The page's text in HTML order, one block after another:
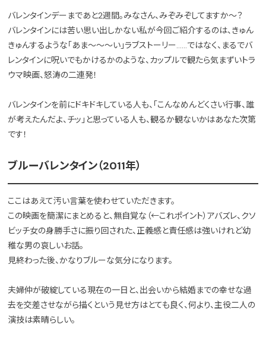
バレンタインデーまであと2週間。みなさん、みぞみぞしてますか～？
バレンタインには苦い思い出しかない私が今回ご紹介するのは、きゅん
きゅんするような「あま～～～い」ラブストーリー……ではなく、まるでバ
レンタインに呪いでもかけるかのような、カップルで観たら気まずいトラ
ウマ映画、怒涛の二連発！
バレンタインを前にドキドキしている人も、「こんなめんどくさい行事、誰
が考えたんだよ、チッ」と思っている人も、観るか観ないかはあなた次第
です！
ブルーバレンタイン（2011年）
ここはあえて汚い言葉を使わせていただきます。
この映画を簡潔にまとめると、無自覚な（←これポイント）アバズレ、クソ
ビッチ女の身勝手さに振り回された、正義感と責任感は強いけれど幼
稚な男の哀しいお話。
見終わった後、かなりブルーな気分になります。
夫婦仲が破綻している現在の一日と、出会いから結婚までの幸せな過
去を交差させながら描くという見せ方はとても良く、何より、主役二人の
演技は素晴らしい。